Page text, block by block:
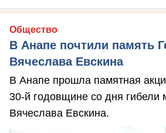
Общество
В Анапе почтили память
Вячеслава Евскина
В Анапе прошла памятная
30-й годовщине со дня
Вячеслава Евскина.